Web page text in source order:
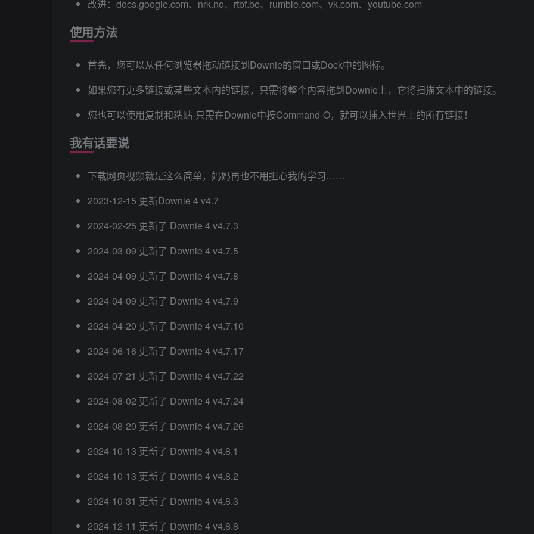
改进：docs.google.com、nrk.no、rtbf.be、rumble.com、vk.com、youtube.com
使用方法
首先，您可以从任何浏览器拖动链接到Downie的窗口或Dock中的图标。
如果您有更多链接或某些文本内的链接，只需将整个内容拖到Downie上，它将扫描文本中的链接。
您也可以使用复制和粘贴-只需在Downie中按Command-O，就可以插入世界上的所有链接！
我有话要说
下载网页视频就是这么简单，妈妈再也不用担心我的学习……
2023-12-15 更新Downie 4 v4.7
2024-02-25 更新了 Downie 4 v4.7.3
2024-03-09 更新了 Downie 4 v4.7.5
2024-04-09 更新了 Downie 4 v4.7.8
2024-04-09 更新了 Downie 4 v4.7.9
2024-04-20 更新了 Downie 4 v4.7.10
2024-06-16 更新了 Downie 4 v4.7.17
2024-07-21 更新了 Downie 4 v4.7.22
2024-08-02 更新了 Downie 4 v4.7.24
2024-08-20 更新了 Downie 4 v4.7.26
2024-10-13 更新了 Downie 4 v4.8.1
2024-10-13 更新了 Downie 4 v4.8.2
2024-10-31 更新了 Downie 4 v4.8.3
2024-12-11 更新了 Downie 4 v4.8.8